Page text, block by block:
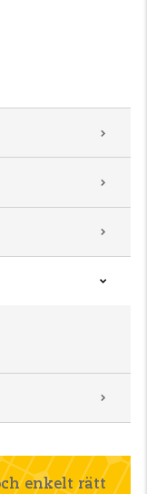
enkelt rätt